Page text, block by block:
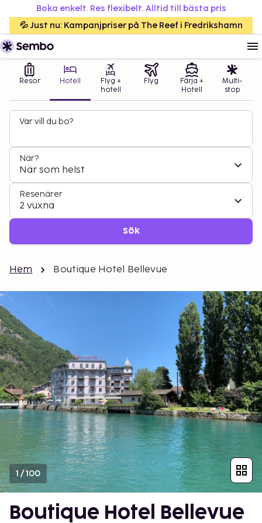
Boka enkelt. Res flexibelt. Alltid till bästa pris
💦 Just nu: Kampanjpriser på The Reef i Fredrikshamn
Resor Hotell
Flyg +
hotell
Flyg
Färja +
Hotell
Multi-
stop
Var vill du bo?
När?
När som helst
Resenärer
2 vuxna
Sök
Hem Boutique Hotel Bellevue
1 /100
Boutique Hotel Bellevue